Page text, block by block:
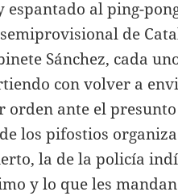
al ping-
de
Sánchez, cada
con volver a
ante el
los pifostios
la de la policía
y lo que les